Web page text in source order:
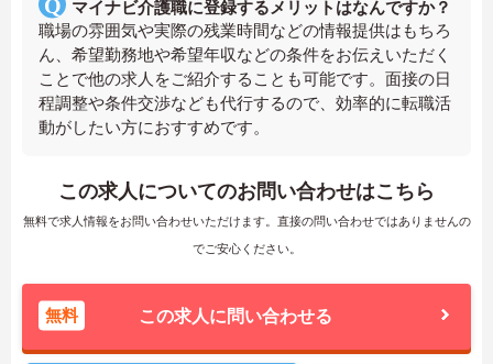
マイナビ介護職に登録するメリットはなんですか？
職場の雰囲気や実際の残業時間などの情報提供はもちろ
ん、希望勤務地や希望年収などの条件をお伝えいただく
ことで他の求人をご紹介することも可能です。面接の日
程調整や条件交渉なども代行するので、効率的に転職活
動がしたい方におすすめです。
この求人についてのお問い合わせはこちら
無料で求人情報をお問い合わせいただけます。直接の問い合わせではありませんの
でご安心ください。
無料 この求人に問い合わせる